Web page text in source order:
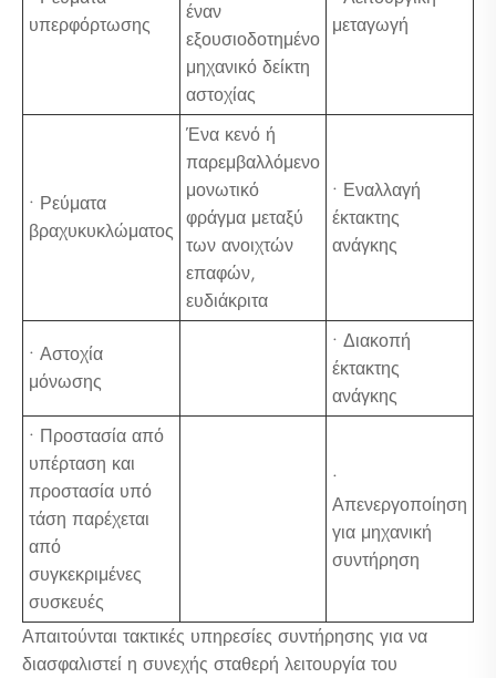
υπερφόρτωσης
έναν
εξουσιοδοτημένο
μηχανικό δείκτη
αστοχίας
μεταγωγή
• Ρεύματα
βραχυκυκλώματος
Ένα κενό ή
παρεμβαλλόμενο
μονωτικό
φράγμα μεταξύ
των ανοιχτών
επαφών,
ευδιάκριτα
• Εναλλαγή
έκτακτης
ανάγκης
• Αστοχία
μόνωσης
• Διακοπή
έκτακτης
ανάγκης
• Προστασία από
υπέρταση και
προστασία υπό
τάση παρέχεται
από
συγκεκριμένες
συσκευές
•
Απενεργοποίηση
για μηχανική
συντήρηση
Απαιτούνται τακτικές υπηρεσίες συντήρησης για να
διασφαλιστεί η συνεχής σταθερή λειτουργία του